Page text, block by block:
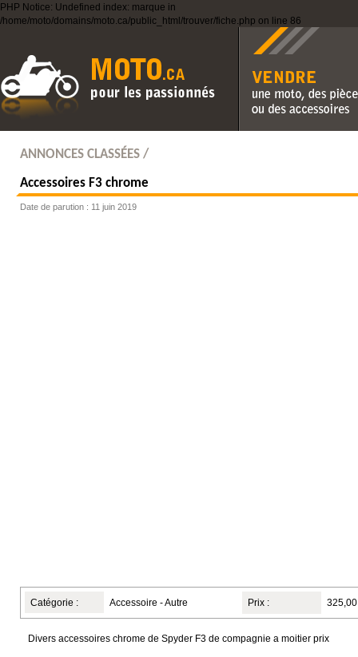
PHP Notice: Undefined index: marque in
/home/moto/domains/moto.ca/public_html/trouver/fiche.php on line 86
Vendre une moto, des
des accessoires
ANNONCES CLASSÉES /
Accessoires F3 chrome
Date de parution : 11 juin 2019
Catégorie : Accessoire - Autre Prix :
Divers accessoires chrome de Spyder F3 de compagnie a moitier prix